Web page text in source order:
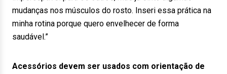
mudanças nos músculos do rosto. Inseri essa prática na
minha rotina porque quero envelhecer de forma
saudável.”
Acessórios devem ser usados com orientação de